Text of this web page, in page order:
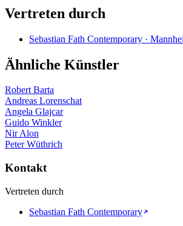
Vertreten durch
Sebastian Fath Contemporary ·
Ähnliche Künstler
Robert Barta
Andreas Lorenschat
Angela Glajcar
Guido Winkler
Nir Alon
Peter Wüthrich
Kontakt
Vertreten durch
Sebastian Fath Contemporary